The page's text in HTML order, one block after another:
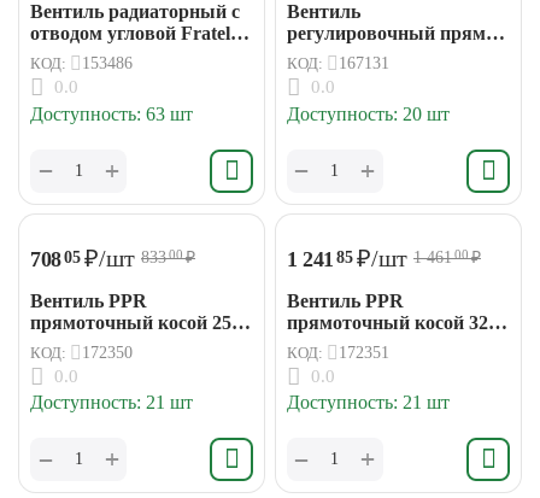
Вентиль радиаторный с
отводом угловой Fratelli
3/4"
КОД: 153486
0.0
Доступность: 63 шт
+
−
Вентиль
регулировочный прямой
верхний для радиатора
1/2
КОД: 167131
0.0
Доступность: 20 шт
+
−
70805 ₽/шт 83300₽
Вентиль PPR
прямоточный косой 25
мм VALTEC
КОД: 172350
0.0
Доступность: 21 шт
+
−
1 241 85 ₽/шт 1 46100₽
Вентиль PPR
прямоточный косой 32
мм VALTEC
КОД: 172351
0.0
Доступность: 21 шт
+
−